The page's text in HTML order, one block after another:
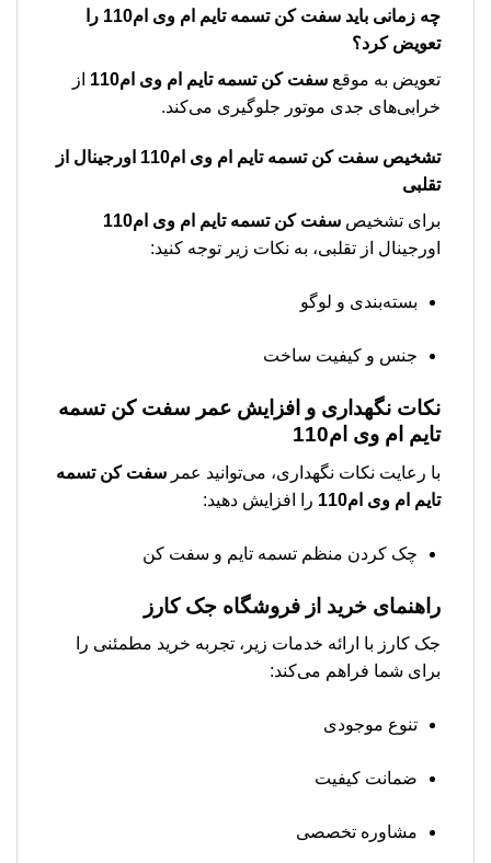
چه زمانی باید سفت کن تسمه تایم ام وی ام110
را
تعویض کرد؟
تعویض به موقع سفت کن تسمه تایم ام وی ام110
از
خرابی‌های جدی موتور جلوگیری می‌کند.
تشخیص سفت کن تسمه تایم ام وی ام110
اورجینال از
تقلبی
برای تشخیص سفت کن تسمه تایم ام وی ام110
اورجینال از تقلبی، به نکات زیر توجه کنید:
بسته‌بندی و لوگو
جنس و کیفیت ساخت
نکات نگهداری و افزایش عمر سفت کن تسمه
تایم ام وی ام110
با رعایت نکات نگهداری، می‌توانید عمر سفت کن تسمه
تایم ام وی ام110
را افزایش دهید:
چک کردن منظم تسمه تایم و سفت کن
راهنمای خرید از فروشگاه جک کارز
جک کارز با ارائه خدمات زیر، تجربه خرید مطمئنی را
برای شما فراهم می‌کند:
تنوع موجودی
ضمانت کیفیت
مشاوره تخصصی